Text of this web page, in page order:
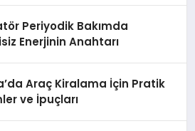
Periyodik Bakımda
Enerjinin Anahtarı
Araç Kiralama İçin Pratik
ve İpuçları